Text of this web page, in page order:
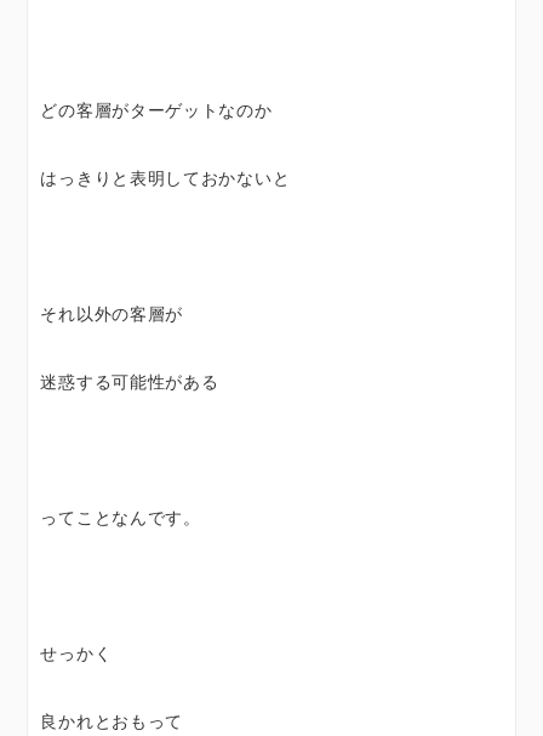
どの客層がターゲットなのか
はっきりと表明しておかないと
それ以外の客層が
迷惑する可能性がある
ってことなんです。
せっかく
良かれとおもって